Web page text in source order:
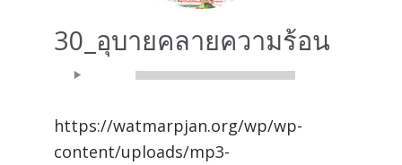
30_อุบายคลายความร้อน
Audio
https://watmarpjan.org/wp/wp-
content/uploads/mp3-